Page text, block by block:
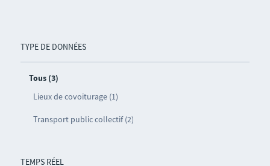
TYPE DE DONNÉES
Tous (3)
Lieux de covoiturage (1)
Transport public collectif (2)
TEMPS RÉEL